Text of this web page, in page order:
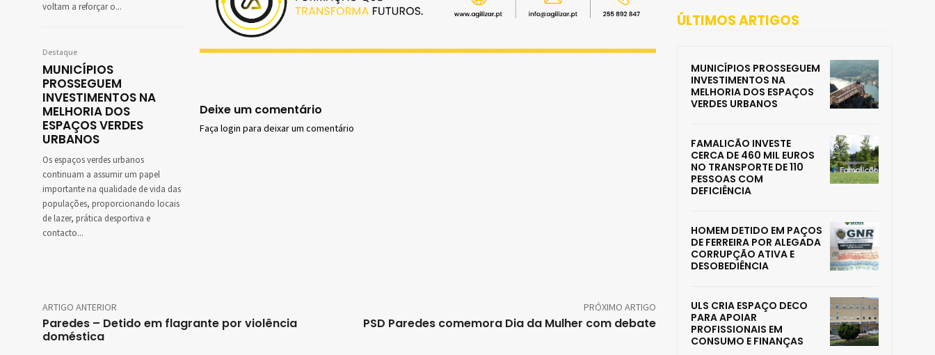
voltam a reforçar o...
Destaque
MUNICÍPIOS
PROSSEGUEM
INVESTIMENTOS NA
MELHORIA DOS
ESPAÇOS VERDES
URBANOS
Os espaços verdes urbanos
continuam a assumir um papel
importante na qualidade de vida das
populações, proporcionando locais
de lazer, prática desportiva e
contacto...
Deixe um comentário
Faça login para deixar um comentário
ARTIGO ANTERIOR
Paredes – Detido em flagrante por violência
doméstica
PRÓXIMO ARTIGO
PSD Paredes comemora Dia da Mulher com debate
ÚLTIMOS ARTIGOS
MUNICÍPIOS PROSSEGUEM
INVESTIMENTOS NA
MELHORIA DOS ESPAÇOS
VERDES URBANOS
FAMALICÃO INVESTE
CERCA DE 460 MIL EUROS
NO TRANSPORTE DE 110
PESSOAS COM
DEFICIÊNCIA
HOMEM DETIDO EM PAÇOS
DE FERREIRA POR ALEGADA
CORRUPÇÃO ATIVA E
DESOBEDIÊNCIA
ULS CRIA ESPAÇO DECO
PARA APOIAR
PROFISSIONAIS EM
CONSUMO E FINANÇAS